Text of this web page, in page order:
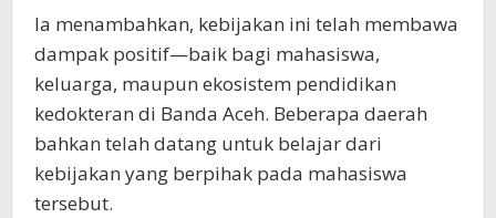
Ia menambahkan, kebijakan ini telah membawa
dampak positif—baik bagi mahasiswa,
keluarga, maupun ekosistem pendidikan
kedokteran di Banda Aceh. Beberapa daerah
bahkan telah datang untuk belajar dari
kebijakan yang berpihak pada mahasiswa
tersebut.